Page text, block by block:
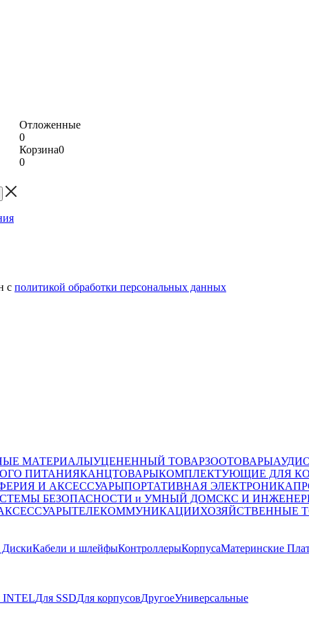
Отложенные
0
Корзина0
0
с политикой обработки персональных данных
МАТЕРИАЛЫУЦЕНЕННЫЙ ТОВАРЗООТОВАРЫ
ПИТАНИЯКАНЦТОВАРЫКОМПЛЕКТУЮЩИЕ ДЛЯ
И АКСЕССУАРЫПОРТАТИВНАЯ ЭЛЕКТРОНИКА
БЕЗОПАСНОСТИ и УМНЫЙ ДОМСКС И
ТЕЛЕКОММУНИКАЦИИХОЗЯЙСТВЕННЫЕ
ДискиКабели и шлейфыКонтроллерыКорпусаМатеринские
INTELДля SSDДля корпусовДругоеУниверсальные